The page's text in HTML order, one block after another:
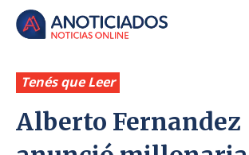
Tenés que Leer
Alberto Fernandez